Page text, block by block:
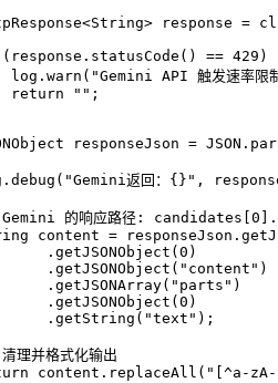
response =
(response.statusCode() == 429 )
log.warn(
"Gemini API 触发速率限
return
"" ;
responseJson =
"Gemini返回：{}" ,
的响应路径:
content =
.getJSONObject(
0 )
.getJSONObject(
"content" )
.getJSONArray(
"parts" )
.getJSONObject(
0 )
.getString(
"text" );
理并格式化输出
content.replaceAll( "[^a-